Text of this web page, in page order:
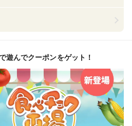
遊んでクーポンをゲット！